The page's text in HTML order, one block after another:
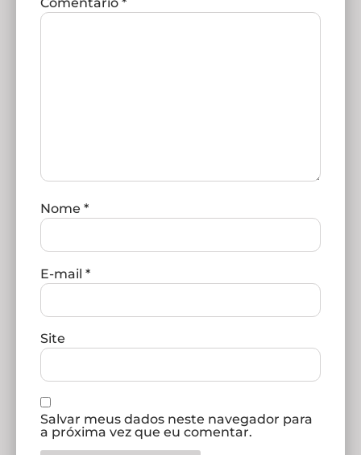
Nome *
E-mail *
Site
Salvar meus dados neste navegador para
a próxima vez que eu comentar.